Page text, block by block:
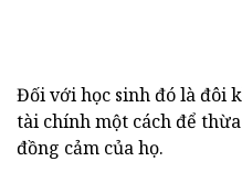
Đối với học sinh đó là đôi
tài chính một cách để
đồng cảm của họ.